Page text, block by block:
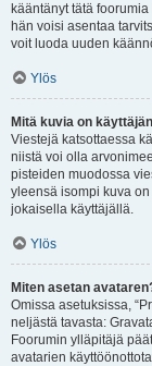
kääntänyt tätä
hän voisi asentaa
voit luoda uuden
Ylös
Mitä kuvia on
Viestejä katsottaessa
niistä voi olla
pisteiden muodossa
yleensä isompi kuva
jokaisella käyttäjällä.
Ylös
Miten asetan
Omissa asetuksissa,
neljästä tavasta:
Foorumin ylläpitäjä
avatarien